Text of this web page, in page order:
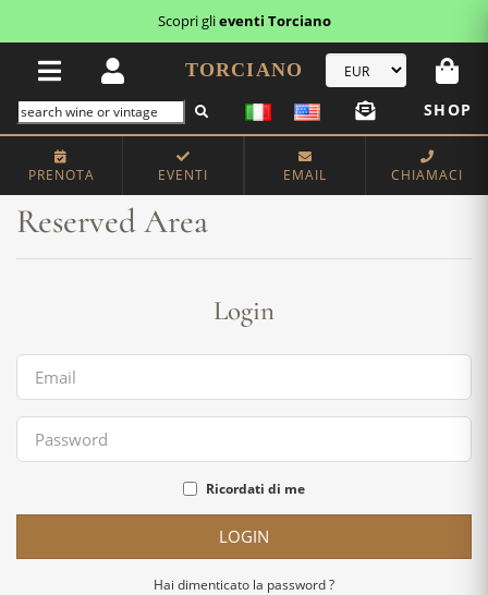
Scopri glieventi Torciano
TORCIANO
SHOP
PRENOTA EVENTI EMAIL CHIAMACI
Home Reserved Area
Reserved Area
Login
Ricordati di me
LOGIN
Hai dimenticato la password ?